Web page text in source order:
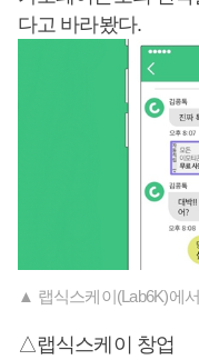
다고 바라봤다.
▲ 랩식스케이(Lab6K)에
△랩식스케이 창업